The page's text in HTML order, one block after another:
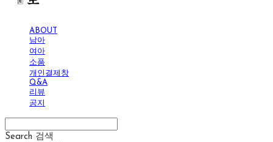
ABOUT
남아
여아
소품
개인결제창
Q&A
리뷰
공지
Search 검색